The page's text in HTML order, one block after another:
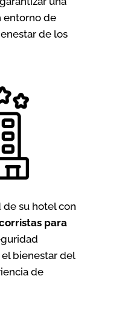
entorno de
de los
su hotel con
para
bienestar del
de